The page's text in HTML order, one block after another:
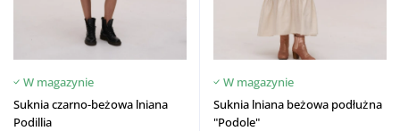
W magazynie
Suknia czarno-beżowa lniana
Podillia
W magazynie
Suknia lniana beżowa podłużna
"Podole"